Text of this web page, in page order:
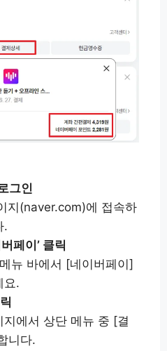
그인
지(naver.com)에 접속하
.
페이’ 클릭
뉴 바에서 [네이버페이]
요.
지에서 상단 메뉴 중 [결
니다.